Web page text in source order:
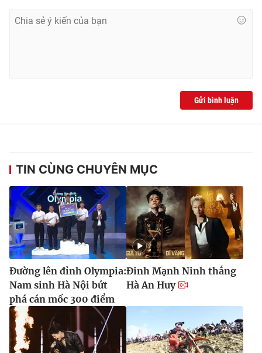
Gửi bình luận
TIN CÙNG CHUYÊN MỤC
Đường lên đỉnh Olympia:
Nam sinh Hà Nội bứt
phá cán mốc 300 điểm
Đinh Mạnh Ninh thắng
Hà An Huy